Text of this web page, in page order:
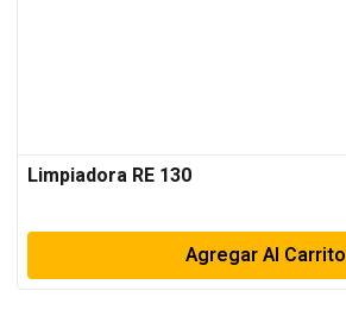
Limpiadora RE 130
Agregar Al Carrito